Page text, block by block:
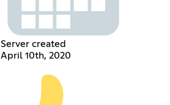
Server created
April 10th, 2020